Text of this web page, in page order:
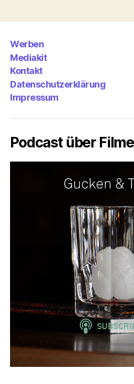
Werben
Mediakit
Kontakt
Datenschutzerklärung
Impressum
Podcast über